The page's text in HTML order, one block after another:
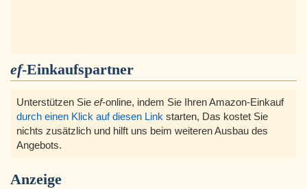
ef-Einkaufspartner
Unterstützen Sie ef-online, indem Sie Ihren Amazon-Einkauf
durch einen Klick auf diesen Link starten, Das kostet Sie
nichts zusätzlich und hilft uns beim weiteren Ausbau des
Angebots.
Anzeige